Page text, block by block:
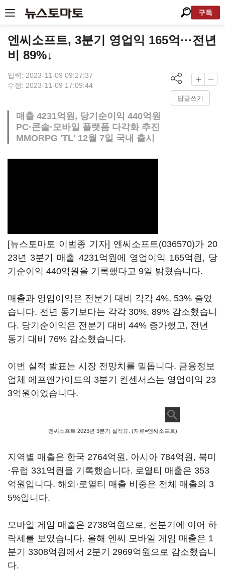
구독
엔씨소프트, 3분기 영업익 165억···전년
비 89%↓
입력: 2023-11-09 09:27:37
수정: 2023-11-09 17:09:44
답글쓰기
매출 4231억원, 당기순이익 440억원
PC·콘솔·모바일 플랫폼 다각화 추진
MMORPG 'TL' 12월 7일 국내 출시
[뉴스토마토 이범종 기자] 엔씨소프트(036570)가 20
23년 3분기 매출 4231억원에 영업이익 165억원, 당
기순이익 440억원을 기록했다고 9일 밝혔습니다.
매출과 영업이익은 전분기 대비 각각 4%, 53% 줄었
습니다. 전년 동기보다는 각각 30%, 89% 감소했습니
다. 당기순이익은 전분기 대비 44% 증가했고, 전년
동기 대비 76% 감소했습니다.
이번 실적 발표는 시장 전망치를 밑돕니다. 금융정보
업체 에프앤가이드의 3분기 컨센서스는 영업이익 23
3억원이었습니다.
엔씨소프트 2023년 3분기 실적표. (자료=엔씨소프트)
지역별 매출은 한국 2764억원, 아시아 784억원, 북미
·유럽 331억원을 기록했습니다. 로열티 매출은 353
억원입니다. 해외·로열티 매출 비중은 전체 매출의 3
5%입니다.
모바일 게임 매출은 2738억원으로, 전분기에 이어 하
락세를 보였습니다. 올해 엔씨 모바일 게임 매출은 1
분기 3308억원에서 2분기 2969억원으로 감소했습니
다.